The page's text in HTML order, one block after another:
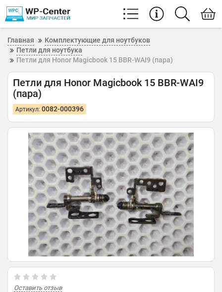
Главная
Комплектующие для ноутбуков
Петли для ноутбука
Петли для Honor Magicbook 15 BBR-WAI9 (пара)
Петли для Honor Magicbook 15 BBR-WAI9
(пара)
Артикул: 0082-000396
Оставить отзыв